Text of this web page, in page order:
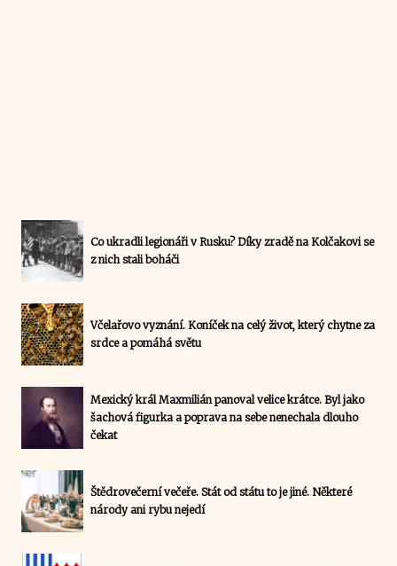
Co ukradli legionáři v Rusku? Díky zradě na Kolčakovi se
z nich stali boháči
Včelařovo vyznání. Koníček na celý život, který chytne za
srdce a pomáhá světu
Mexický král Maxmilián panoval velice krátce. Byl jako
šachová figurka a poprava na sebe nenechala dlouho
čekat
Štědrovečerní večeře. Stát od státu to je jiné. Některé
národy ani rybu nejedí